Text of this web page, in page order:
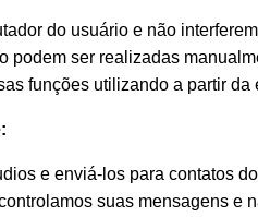
do usuário e não
podem ser realizadas
funções utilizando a partir da
e enviá-los para contatos
suas mensagens e